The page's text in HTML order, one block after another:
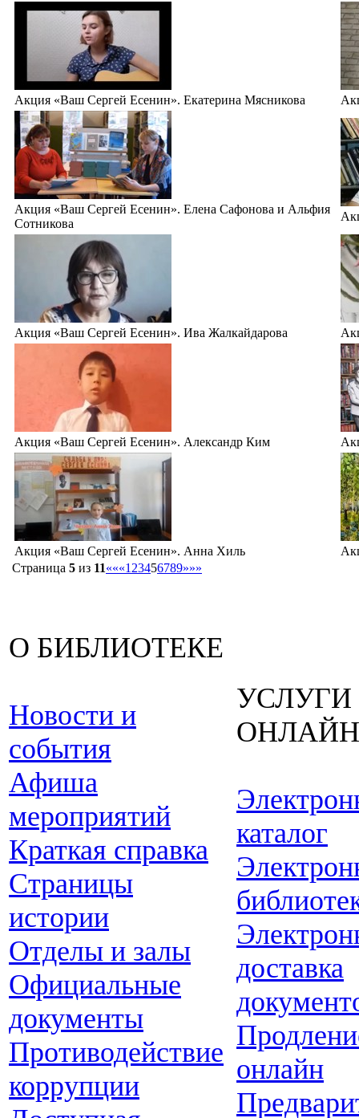
Акция «Ваш Сергей Есенин». Екатерина Мясникова
Акция «Ваш Сергей Есенин». Елена Сафонова и Альфия
Сотникова
Акция «Ваш Сергей Есенин». Ива Жалкайдарова
Акция «Ваш Сергей Есенин». Александр Ким
Акция «Ваш Сергей Есенин». Анна Хиль
Страница 5 из 11«««1 23456789»»»
О БИБЛИОТЕКЕ
Новости и
события
Афиша
мероприятий
Краткая справка
Страницы
истории
Отделы и залы
Официальные
документы
Противодействие
коррупции
УСЛУГИ
ОНЛАЙН
каталог
доставка
онлайн